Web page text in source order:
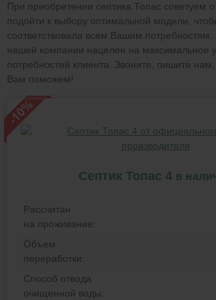
При приобретении септика Топас советуем
подойти к выбору оптимальной модели,
соответствовала всем Вашим
нашей компании нацелен на максимальное
потребностей клиента. Звоните, пишите
Вам поможем!
Септик Топас 4 в
Рассчитан
на проживание:
Объем
переработки:
Способ отвода
очищенной воды: